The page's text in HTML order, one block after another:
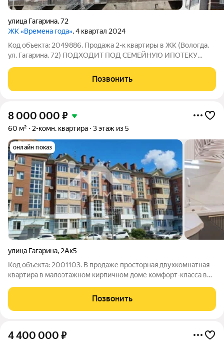
улица Гагарина,72
ЖК «Времена года», 4 квартал 2024
Код объекта: 2049886. Продажа 2-к квартиры в ЖК (Вологда,
ул. Гагарина, 72) ПОДХОДИТ ПОД СЕМЕЙНУЮ ИПОТЕКУ
52,7 кв. м (жилая 27 кв. м + кухня 9,3 кв. м) Планировка:
Изолированные
Позвонить
8 000 000 ₽
60 м² 2-комн. квартира 3 этаж из 5
онлайн показ
улица Гагарина, 2Ак5
Код объекта: 2001103. В продаже просторная двухкомнатная
квартира в малоэтажном кирпичном доме кoмфорт-класса в
раздельный санузел, вместительная прихожая, кухня
площадью 10,1; большие комнаты
Позвонить
4 400 000 ₽